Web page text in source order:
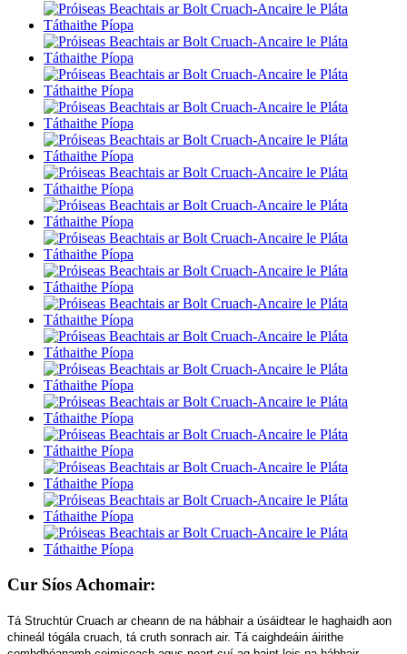
Cur Síos Achomair:
Tá Struchtúr Cruach ar cheann de na hábhair a úsáidtear le haghaidh aon
chineál tógála cruach, tá cruth sonrach air. Tá caighdeáin áirithe